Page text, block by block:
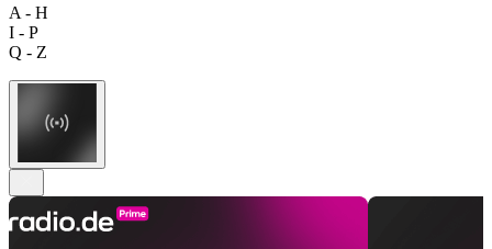
A - H
I - P
Q - Z